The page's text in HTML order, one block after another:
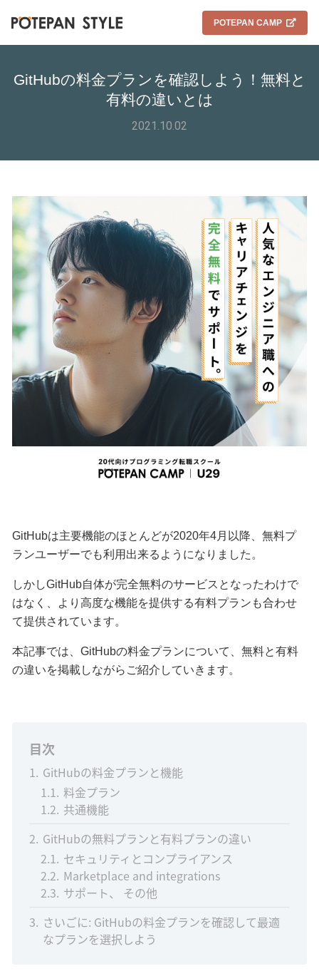
POTEPAN CAMP
GitHubの料金プランを確認しよう！無料と
有料の違いとは
2021.10.02
GitHubは主要機能のほとんどが2020年4月以降、無料プ
ランユーザーでも利用出来るようになりました。
しかしGitHub自体が完全無料のサービスとなったわけで
はなく、より高度な機能を提供する有料プランも合わせ
て提供されています。
本記事では、GitHubの料金プランについて、無料と有料
の違いを掲載しながらご紹介していきます。
目次
1 GitHubの料金プランと機能
1.1 料金プラン
1.2 共通機能
2 GitHubの無料プランと有料プランの違い
2.1 セキュリティとコンプライアンス
2.2 Marketplace and integrations
2.3 サポート、 その他
3 さいごに: GitHubの料金プランを確認して最適
なプランを選択しよう